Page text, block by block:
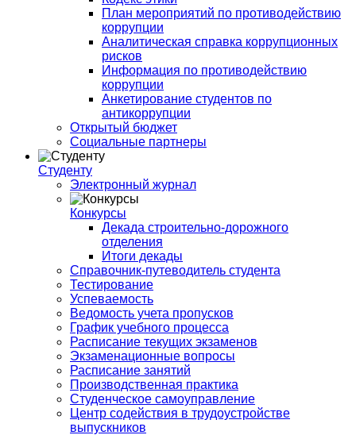
План мероприятий по противодействию
коррупции
Аналитическая справка коррупционных
рисков
Информация по противодействию
коррупции
Анкетирование студентов по
антикоррупции
Открытый бюджет
Социальные партнеры
Студенту
Электронный журнал
Конкурсы
Декада строительно-дорожного
отделения
Итоги декады
Справочник-путеводитель студента
Тестирование
Успеваемость
Ведомость учета пропусков
График учебного процесса
Расписание текущих экзаменов
Экзаменационные вопросы
Расписание занятий
Производственная практика
Студенческое самоуправление
Центр содействия в трудоустройстве
выпускников